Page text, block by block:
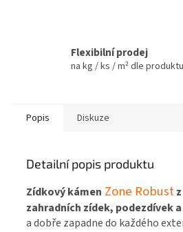
Flexibilní prodej
na kg / ks / m² dle produktu
Popis Diskuze
Detailní popis produktu
Zídkový kámen Zone Robust
zahradních zídek, podezdívek
a dobře zapadne do každého